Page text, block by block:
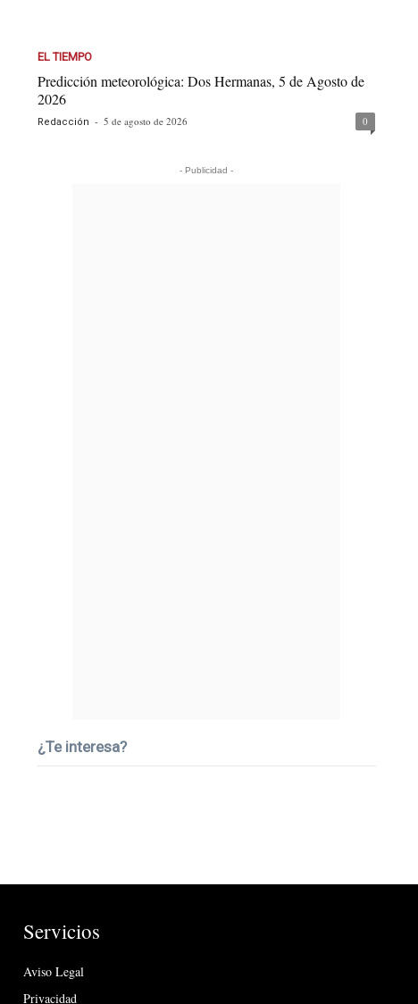
EL TIEMPO
Predicción meteorológica: Dos Hermanas, 5 de Agosto de
2026
Redacción - 5 de agosto de 2026 0
- Publicidad -
¿Te interesa?
Servicios
Aviso Legal
Privacidad